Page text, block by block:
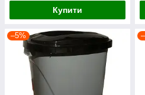
Купити
–5%